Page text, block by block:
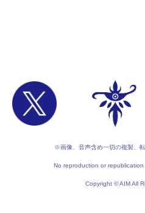
※画像、音声含め一切の複製、
No reproduction or
Copyright © AIM All